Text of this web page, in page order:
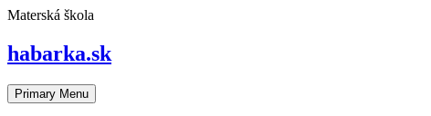
Skip
content
Materská škola
habarka.sk
Primary Menu